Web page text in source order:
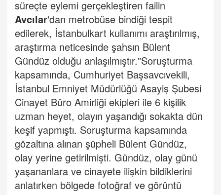
süreçte eylemi gerçekleştiren failin
Avcılar'dan metrobüse bindiği tespit
edilerek, İstanbulkart kullanımı araştırılmış,
araştırma neticesinde şahsın Bülent
Gündüz olduğu anlaşılmıştır."Soruşturma
kapsamında, Cumhuriyet Başsavcıvekili,
İstanbul Emniyet Müdürlüğü Asayiş Şubesi
Cinayet Büro Amirliği ekipleri ile 6 kişilik
uzman heyet, olayın yaşandığı sokakta dün
keşif yapmıştı. Soruşturma kapsamında
gözaltına alınan şüpheli Bülent Gündüz,
olay yerine getirilmişti. Gündüz, olay günü
yaşananlara ve cinayete ilişkin bildiklerini
anlatırken bölgede fotoğraf ve görüntü